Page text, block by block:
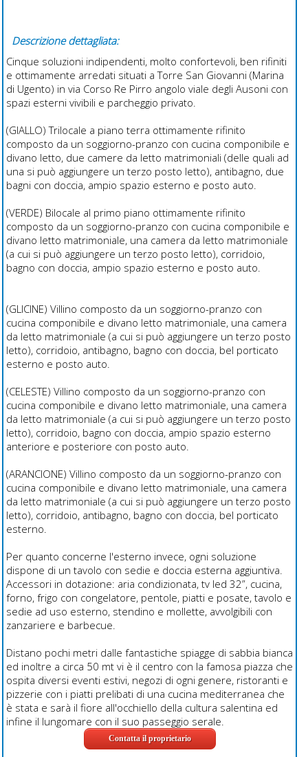
Descrizione dettagliata:
Cinque soluzioni indipendenti, molto confortevoli, ben rifiniti
e ottimamente arredati situati a Torre San Giovanni (Marina
di Ugento) in via Corso Re Pirro angolo viale degli Ausoni con
spazi esterni vivibili e parcheggio privato.
(GIALLO) Trilocale a piano terra ottimamente rifinito
composto da un soggiorno-pranzo con cucina componibile e
divano letto, due camere da letto matrimoniali (delle quali ad
una si può aggiungere un terzo posto letto), antibagno, due
bagni con doccia, ampio spazio esterno e posto auto.
(VERDE) Bilocale al primo piano ottimamente rifinito
composto da un soggiorno-pranzo con cucina componibile e
divano letto matrimoniale, una camera da letto matrimoniale
(a cui si può aggiungere un terzo posto letto), corridoio,
bagno con doccia, ampio spazio esterno e posto auto.
(GLICINE) Villino composto da un soggiorno-pranzo con
cucina componibile e divano letto matrimoniale, una camera
da letto matrimoniale (a cui si può aggiungere un terzo posto
letto), corridoio, antibagno, bagno con doccia, bel porticato
esterno e posto auto.
(CELESTE) Villino composto da un soggiorno-pranzo con
cucina componibile e divano letto matrimoniale, una camera
da letto matrimoniale (a cui si può aggiungere un terzo posto
letto), corridoio, bagno con doccia, ampio spazio esterno
anteriore e posteriore con posto auto.
(ARANCIONE) Villino composto da un soggiorno-pranzo con
cucina componibile e divano letto matrimoniale, una camera
da letto matrimoniale (a cui si può aggiungere un terzo posto
letto), corridoio, antibagno, bagno con doccia, bel porticato
esterno.
Per quanto concerne l'esterno invece, ogni soluzione
dispone di un tavolo con sedie e doccia esterna aggiuntiva.
Accessori in dotazione: aria condizionata, tv led 32”, cucina,
forno, frigo con congelatore, pentole, piatti e posate, tavolo e
sedie ad uso esterno, stendino e mollette, avvolgibili con
zanzariere e barbecue.
Distano pochi metri dalle fantastiche spiagge di sabbia bianca
ed inoltre a circa 50 mt vi è il centro con la famosa piazza che
ospita diversi eventi estivi, negozi di ogni genere, ristoranti e
pizzerie con i piatti prelibati di una cucina mediterranea che
è stata e sarà il fiore all'occhiello della cultura salentina ed
infine il lungomare con il suo passeggio serale.
Contatta il proprietario